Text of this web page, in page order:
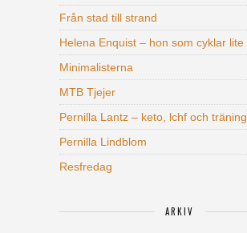
Från stad till strand
Helena Enquist – hon som cyklar lite
Minimalisterna
MTB Tjejer
Pernilla Lantz – keto, lchf och träning
Pernilla Lindblom
Resfredag
ARKIV